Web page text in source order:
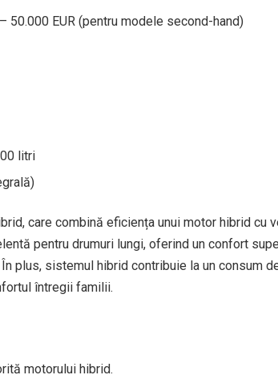
50.000 EUR (pentru modele second-hand)
litri
care combină eficiența unui motor hibrid cu
pentru drumuri lungi, oferind un confort
plus, sistemul hibrid contribuie la un consum
întregii familii.
motorului hibrid.